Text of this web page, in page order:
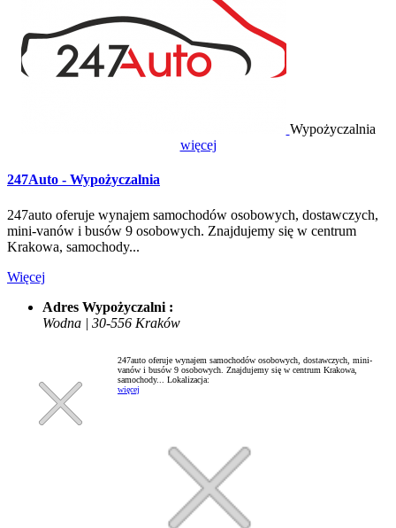
Wypożyczalnia
więcej
247Auto - Wypożyczalnia
247auto oferuje wynajem samochodów osobowych, dostawczych,
mini-vanów i busów 9 osobowych. Znajdujemy się w centrum
Krakowa, samochody...
Więcej
Adres Wypożyczalni :
Wodna | 30-556 Kraków
247auto oferuje wynajem samochodów osobowych, dostawczych, mini-
vanów i busów 9 osobowych. Znajdujemy się w centrum Krakowa,
samochody... Lokalizacja:
więcej